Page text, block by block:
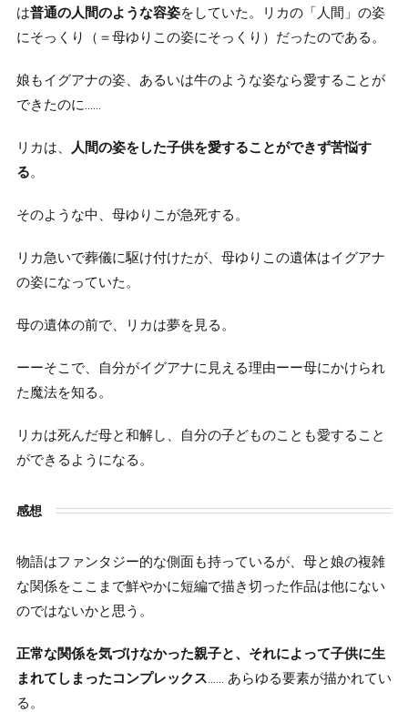
は普通の人間のような容姿をしていた。リカの「人間」の姿
にそっくり（＝母ゆりこの姿にそっくり）だったのである。
娘もイグアナの姿、あるいは牛のような姿なら愛することが
できたのに……
リカは、
人間の姿をした子供を愛することができず苦悩す
る。
そのような中、母ゆりこが急死する。
リカ急いで葬儀に駆け付けたが、母ゆりこの遺体はイグアナ
の姿になっていた。
母の遺体の前で、リカは夢を見る。
ーーそこで、自分がイグアナに見える理由ーー母にかけられ
た魔法を知る。
リカは死んだ母と和解し、自分の子どものことも愛すること
ができるようになる。
感想
物語はファンタジー的な側面も持っているが、母と娘の複雑
な関係をここまで鮮やかに短編で描き切った作品は他にない
のではないかと思う。
正常な関係を気づけなかった親子と、それによって子供に生
まれてしまったコンプレックス…… あらゆる要素が描かれてい
る。